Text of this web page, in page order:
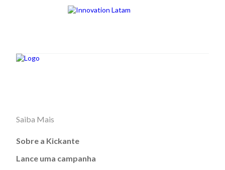
Saiba Mais
Sobre a Kickante
Lance uma campanha